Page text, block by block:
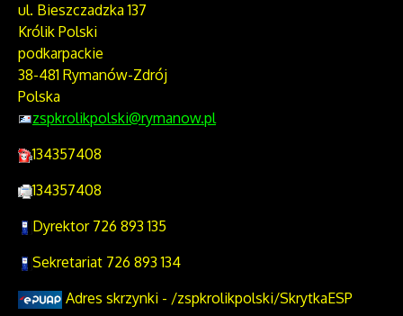
ul. Bieszczadzka 137
Królik Polski
podkarpackie
38-481 Rymanów-Zdrój
Polska
zspkrolikpolski@rymanow.pl
134357408
134357408
Dyrektor 726 893 135
Sekretariat 726 893 134
Adres skrzynki - /zspkrolikpolski/SkrytkaESP